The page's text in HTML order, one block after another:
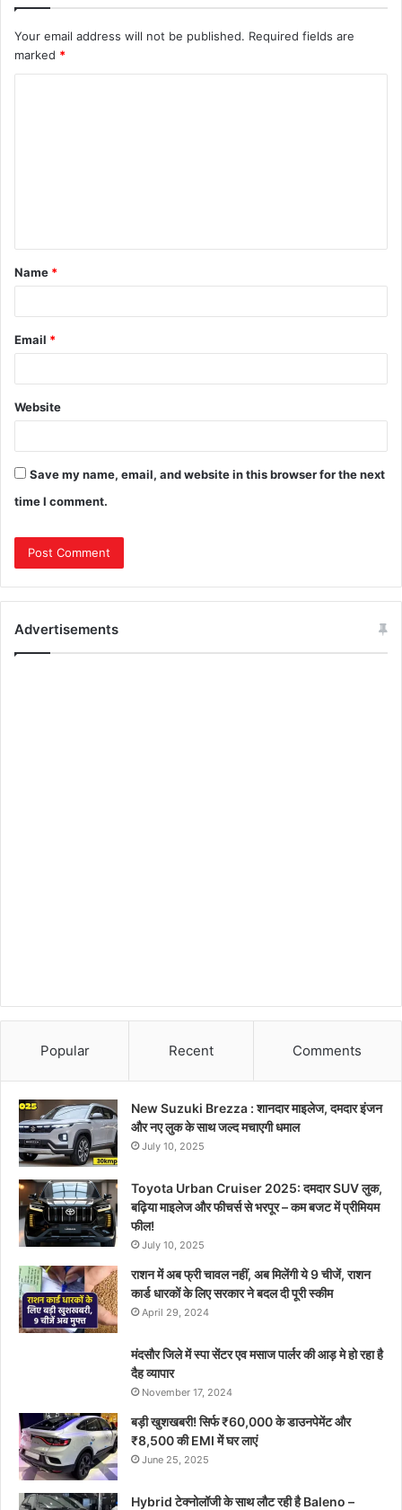
Your email address will not be published. Required fields are
marked *
Name *
Email *
Website
Save my name, email, and website in this browser for the next
time I comment.
Advertisements
Popular Recent Comments
New Suzuki Brezza : शानदार माइलेज, दमदार इंजन
और नए लुक के साथ जल्द मचाएगी धमाल
July 10, 2025
Toyota Urban Cruiser 2025: दमदार SUV लुक,
बढ़िया माइलेज और फीचर्स से भरपूर – कम बजट में प्रीमियम
फील!
July 10, 2025
राशन में अब फ्री चावल नहीं, अब मिलेंगी ये 9 चीजें, राशन
कार्ड धारकों के लिए सरकार ने बदल दी पूरी स्कीम
April 29, 2024
मंदसौर जिले में स्पा सेंटर एव मसाज पार्लर की आड़ मे हो रहा है
दैह व्यापार
November 17, 2024
बड़ी खुशखबरी! सिर्फ ₹60,000 के डाउनपेमेंट और
₹8,500 की EMI में घर लाएं
June 25, 2025
Hybrid टेक्नोलॉजी के साथ लौट रही है Baleno –